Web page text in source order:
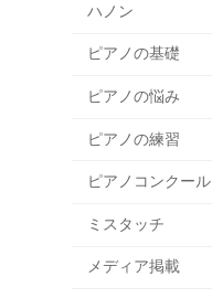
ハノン
ピアノの基礎
ピアノの悩み
ピアノの練習
ピアノコンクール
ミスタッチ
メディア掲載